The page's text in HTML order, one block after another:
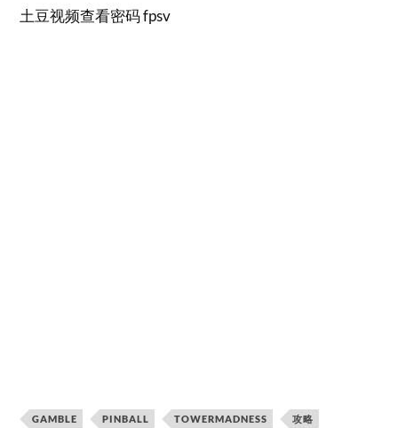
土豆视频查看密码 fpsv
GAMBLE PINBALL TOWERMADNESS 攻略